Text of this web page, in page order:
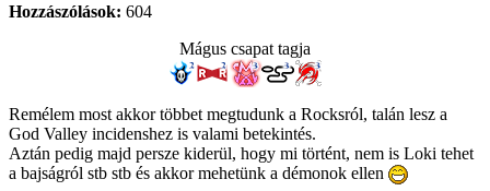
Hozzászólások: 604
Mágus csapat tagja
Remélem most akkor többet megtudunk a Rocksról, talán lesz a
God Valley incidenshez is valami betekintés.
Aztán pedig majd persze kiderül, hogy mi történt, nem is Loki tehet
a bajságról stb stb és akkor mehetünk a démonok ellen